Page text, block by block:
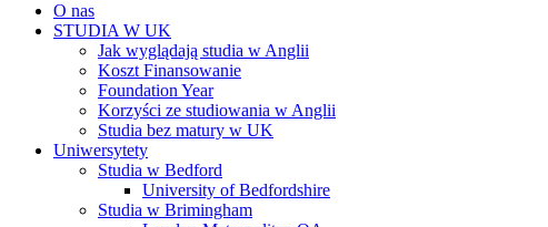
O nas
STUDIA W UK
Jak wyglądają studia w Anglii
Koszt Finansowanie
Foundation Year
Korzyści ze studiowania w Anglii
Studia bez matury w UK
Uniwersytety
Studia w Bedford
University of Bedfordshire
Studia w Brimingham